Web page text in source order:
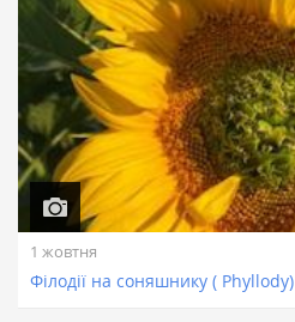
1 жовтня
Філодії на соняшнику ( Phyllody)